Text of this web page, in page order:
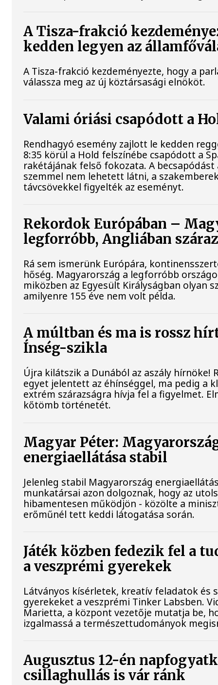
A Tisza-frakció
kedden legyen az
A Tisza-frakció kezdeményezte, hogy a
válassza meg az új köztársasági elnököt.
Valami óriási csapódott a
Rendhagyó esemény zajlott le kedden
8:35 körül a Hold felszínébe csapódott a
rakétájának felső fokozata. A becsapódást
szemmel nem lehetett látni, a
távcsövekkel figyelték az eseményt.
Rekordok Európában –
legforróbb, Angliában
Rá sem ismerünk Európára,
hőség. Magyarország a legforróbb
miközben az Egyesült Királyságban olyan
amilyenre 155 éve nem volt példa.
A múltban és ma is rossz
Ínség-szikla
Újra kilátszik a Dunából az aszály hírnöke!
egyet jelentett az éhínséggel, ma pedig a
extrém szárazságra hívja fel a figyelmet.
kőtömb történetét.
Magyar Péter:
energiaellátása stabil
Jelenleg stabil Magyarország
munkatársai azon dolgoznak, hogy az
hibamentesen működjön - közölte a
erőműnél tett keddi látogatása során.
Játék közben fedezik fel a
a veszprémi gyerekek
Látványos kísérletek, kreatív feladatok és
gyerekeket a veszprémi Tinker Labsben.
Marietta, a központ vezetője mutatja be,
izgalmassá a természettudományok
Augusztus 12-én
csillaghullás is vár ránk